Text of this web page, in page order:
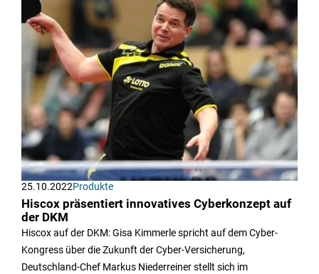
25.10.2022Produkte
Hiscox präsentiert innovatives Cyberkonzept auf
der DKM
Hiscox auf der DKM: Gisa Kimmerle spricht auf dem Cyber-
Kongress über die Zukunft der Cyber-Versicherung,
Deutschland-Chef Markus Niederreiner stellt sich im